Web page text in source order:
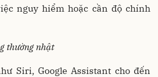
nguy hiểm hoặc cần độ chính
thường nhật
Siri, Google Assistant cho đến